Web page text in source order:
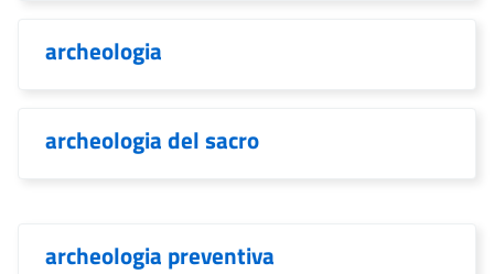
archeologia
archeologia del sacro
archeologia preventiva